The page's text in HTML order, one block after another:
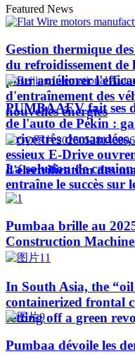
Featured News
Gestion thermique
du refroidissement
pour améliorer
d'entraînement des
nouvelles énergies
PUMBAAEV fait ses
de l'auto de Pékin :
Drive très
essieux E-Drive
d'électrification des
La solution de
entraîne le succès sur
Pumbaa brille au
Construction
In South Asia, the
containerized frontal
setting off a green
Pumbaa dévoile les